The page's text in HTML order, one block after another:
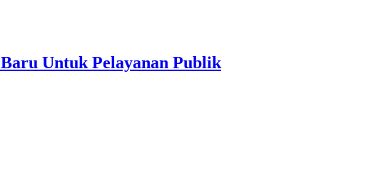
Untuk Pelayanan Publik